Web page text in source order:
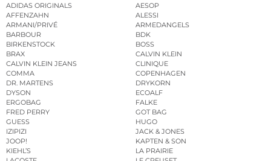
ADIDAS ORIGINALS
AESOP
AFFENZAHN
ALESSI
ARMANI/PRIVÉ
ARMEDANGELS
BARBOUR
BDK
BIRKENSTOCK
BOSS
BRAX
CALVIN KLEIN
CALVIN KLEIN JEANS
CLINIQUE
COMMA
COPENHAGEN
DR. MARTENS
DRYKORN
DYSON
ECOALF
ERGOBAG
FALKE
FRED PERRY
GOT BAG
GUESS
HUGO
IZIPIZI
JACK & JONES
JOOP!
KAPTEN & SON
KIEHL’S
LA PRAIRIE